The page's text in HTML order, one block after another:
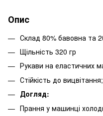
Опис
Склад 80% бавовна та
Щільність 320 гр
Рукави на еластичних
Стійкість до вицвітання;
Догляд:
Прання у машинці